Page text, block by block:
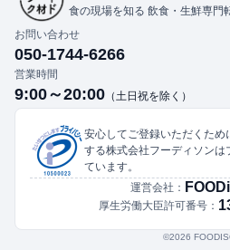
食の現場を知る 飲食・生鮮専門
お問い合わせ
050-1744-6266
営業時間
9:00～20:00 （土日祝を除く）
安心してご登録いただくた
する株式会社フーディソンは
ています。
運営会社：
厚生労働大臣許可番号：
©︎2026